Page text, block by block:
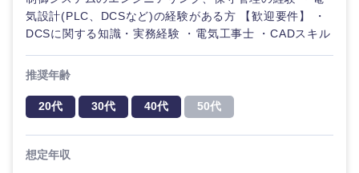
ご希望の職種を選択してください
経営企
画・事業
ご希望の職種を選択してください
経営企画・事業企画
経営ボード
管理
ご希望の業界を選択してください
商社・卸
エネルギー・資源・環境
自動車・機械・船舶
ご希望の勤務地を選択してください
北海道・東北地方
北海道 青森県
ご希望条件を入力ください
希望年収
推奨年齢
気設計(PLC、DCSなど)の経験がある方 【歓迎要件】 ・
DCSに関する知識・実務経験 ・電気工事士 ・CADスキル
推奨年齢
20代 30代 40代 50代
想定年収